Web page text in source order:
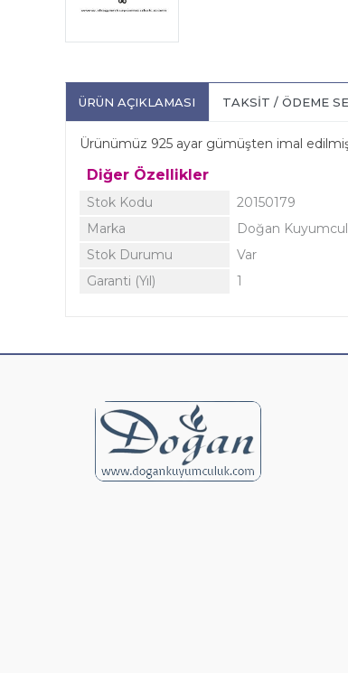
ÜRÜN AÇIKLAMASI TAKSIT / ÖDEME
Ürünümüz 925 ayar gümüşten imal
Diğer Özellikler
Stok Kodu
20150179
Marka
Doğan
Stok Durumu
Var
Garanti (Yıl)
1